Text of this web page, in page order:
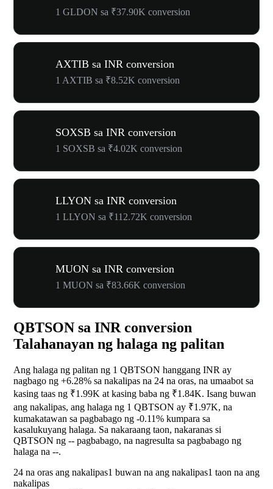
1 GLDON sa ₹37.90K conversion
AXTIB sa INR conversion
1 AXTIB sa ₹8.52K conversion
SOXSB sa INR conversion
1 SOXSB sa ₹4.02K conversion
LLYON sa INR conversion
1 LLYON sa ₹112.72K conversion
MUON sa INR conversion
1 MUON sa ₹83.66K conversion
QBTSON sa INR conversion
Talahanayan ng halaga ng palitan
Ang halaga ng palitan ng 1 QBTSON hanggang INR ay
nagbago ng +6.28% sa nakalipas na 24 na oras, na umaabot sa
kasing taas ng ₹1.99K at kasing baba ng ₹1.84K. Isang buwan
ang nakalipas, ang halaga ng 1 QBTSON ay ₹1.97K, na
kumakatawan sa pagbabago ng -0.11% kumpara sa
kasalukuyang halaga. Sa nakaraang taon, nakaranas si
QBTSON ng -- pagbabago, na nagresulta sa pagbabago ng
halaga na --.
24 na oras ang nakalipas1 buwan na ang nakalipas1 taon na ang
nakalipas